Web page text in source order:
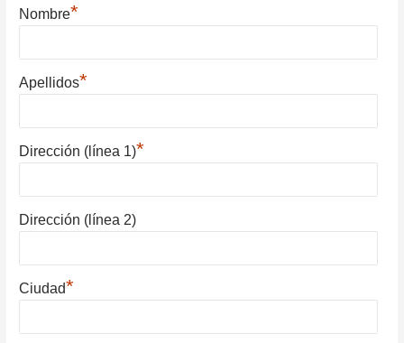
Nombre*
Apellidos*
Dirección (línea 1)*
Dirección (línea 2)
Ciudad*